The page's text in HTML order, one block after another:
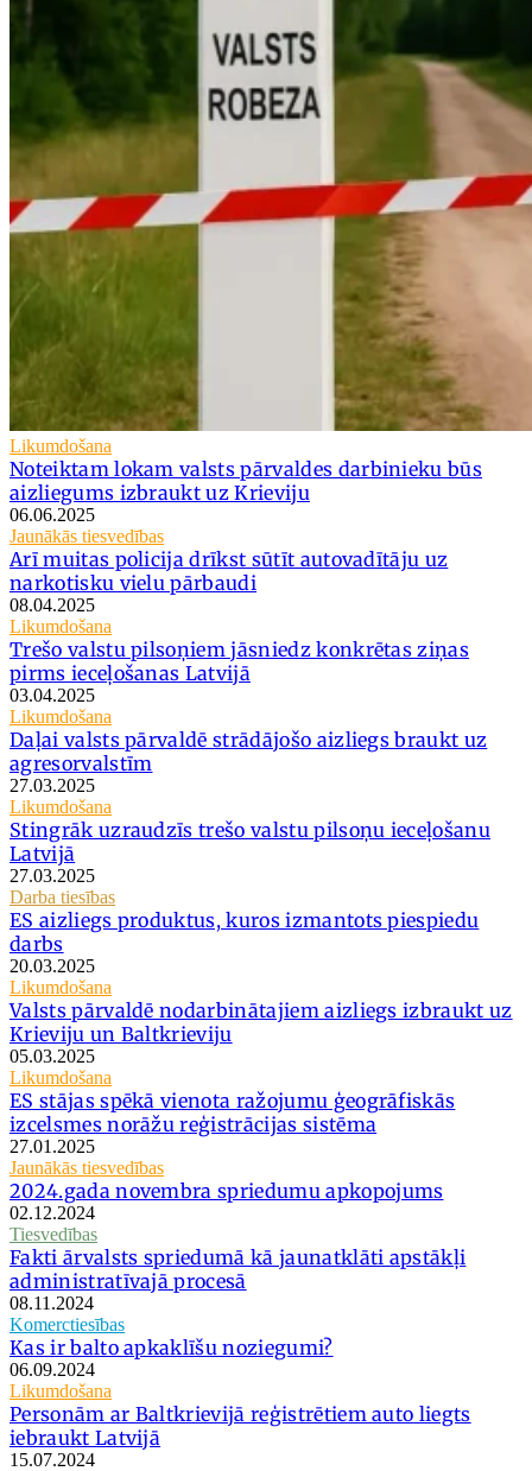
Likumdošana
Noteiktam lokam valsts pārvaldes darbinieku būs
aizliegums izbraukt uz Krieviju
06.06.2025
Jaunākās tiesvedības
Arī muitas policija drīkst sūtīt autovadītāju uz
narkotisku vielu pārbaudi
08.04.2025
Likumdošana
Trešo valstu pilsoņiem jāsniedz konkrētas ziņas
pirms ieceļošanas Latvijā
03.04.2025
Likumdošana
Daļai valsts pārvaldē strādājošo aizliegs braukt uz
agresorvalstīm
27.03.2025
Likumdošana
Stingrāk uzraudzīs trešo valstu pilsoņu ieceļošanu
Latvijā
27.03.2025
Darba tiesības
ES aizliegs produktus, kuros izmantots piespiedu
darbs
20.03.2025
Likumdošana
Valsts pārvaldē nodarbinātajiem aizliegs izbraukt uz
Krieviju un Baltkrieviju
05.03.2025
Likumdošana
ES stājas spēkā vienota ražojumu ģeogrāfiskās
izcelsmes norāžu reģistrācijas sistēma
27.01.2025
Jaunākās tiesvedības
2024.gada novembra spriedumu apkopojums
02.12.2024
Tiesvedības
Fakti ārvalsts spriedumā kā jaunatklāti apstākļi
administratīvajā procesā
08.11.2024
Komerctiesības
Kas ir balto apkaklīšu noziegumi?
06.09.2024
Likumdošana
Personām ar Baltkrievijā reģistrētiem auto liegts
iebraukt Latvijā
15.07.2024